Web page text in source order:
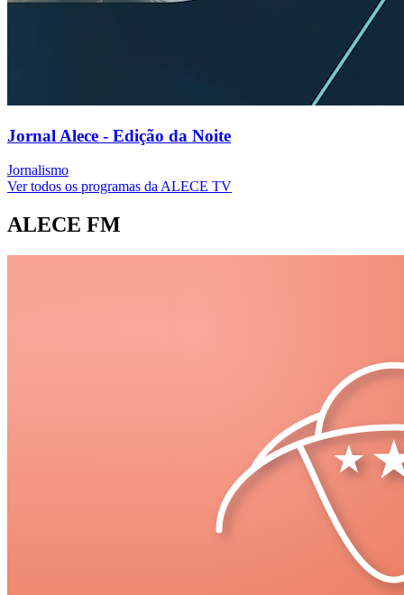
Jornal Alece - Edição da Noite
Jornalismo
Ver todos os programas da ALECE TV
ALECE FM